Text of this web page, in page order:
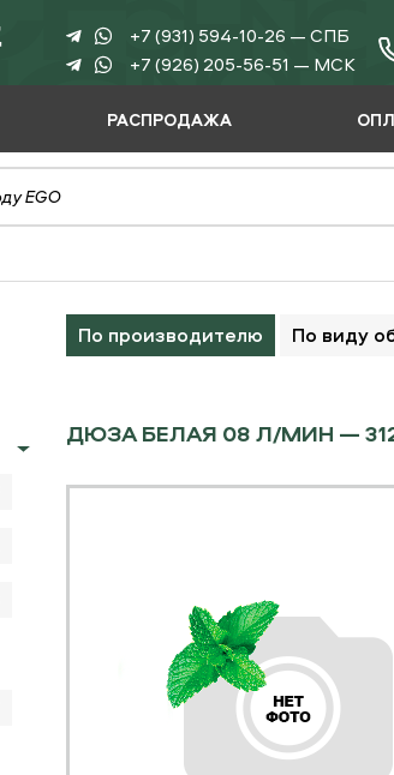
+7 (931) 594-10-26 — СПБ
+7 (926) 205-56-51 — МСК
РАСПРОДАЖА
По производителю По виду
ДЮЗА БЕЛАЯ 08 Л/МИН —